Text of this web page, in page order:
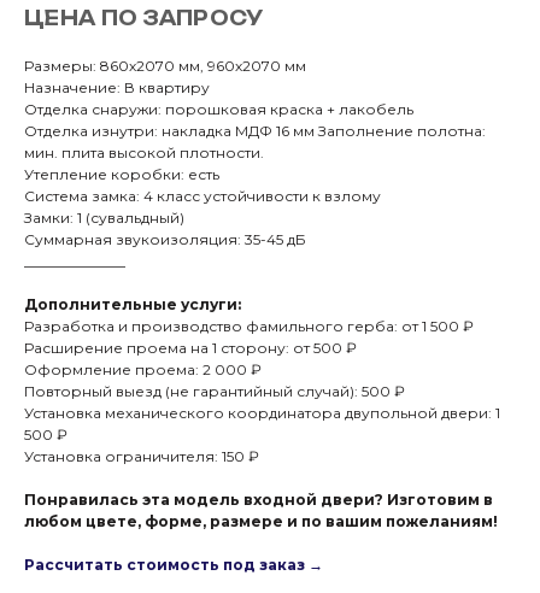
ЦЕНА ПО ЗАПРОСУ
Размеры: 860х2070 мм, 960х2070 мм
Назначение: В квартиру
Отделка снаружи: порошковая краска + лакобель
Отделка изнутри: накладка МДФ 16 мм Заполнение полотна:
мин. плита высокой плотности.
Утепление коробки: есть
Система замка: 4 класс устойчивости к взлому
Замки: 1 (сувальдный)
Суммарная звукоизоляция: 35-45 дБ
Дополнительные услуги:
Разработка и производство фамильного герба: от 1 500 ₽
Расширение проема на 1 сторону: от 500 ₽
Оформление проема: 2 000 ₽
Повторный выезд (не гарантийный случай): 500 ₽
Установка механического координатора двупольной двери: 1
500 ₽
Установка ограничителя: 150 ₽
Понравилась эта модель входной двери? Изготовим в
любом цвете, форме, размере и по вашим пожеланиям!
Рассчитать стоимость под заказ →